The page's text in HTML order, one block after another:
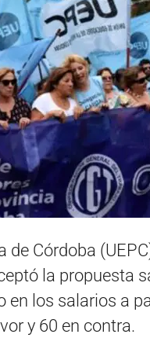
de Córdoba
la propuesta
en los salarios a
y 60 en contra.